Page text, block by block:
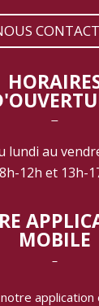
‾
lundi au
8h-12h et 13h-
MOBILE
‾